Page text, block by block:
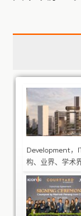
Development，
构、业界、学术